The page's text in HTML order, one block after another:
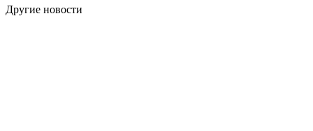
Другие новости